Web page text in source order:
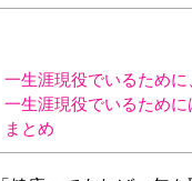
一生涯現役でいるため
一生涯現役でいるため
まとめ